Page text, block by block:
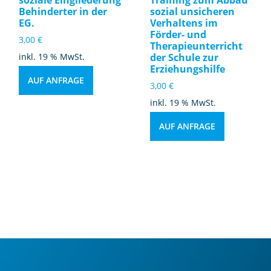
di
e
s
e
m
p
ä
n
Behinderter in der
EG.
3,00 €
inkl. 19 % MwSt.
AUF ANFRAGE
sozial unsicheren
Verhaltens im
Förder- und
Therapieunterricht
der Schule zur
Erziehungshilfe
3,00 €
inkl. 19 % MwSt.
AUF ANFRAGE